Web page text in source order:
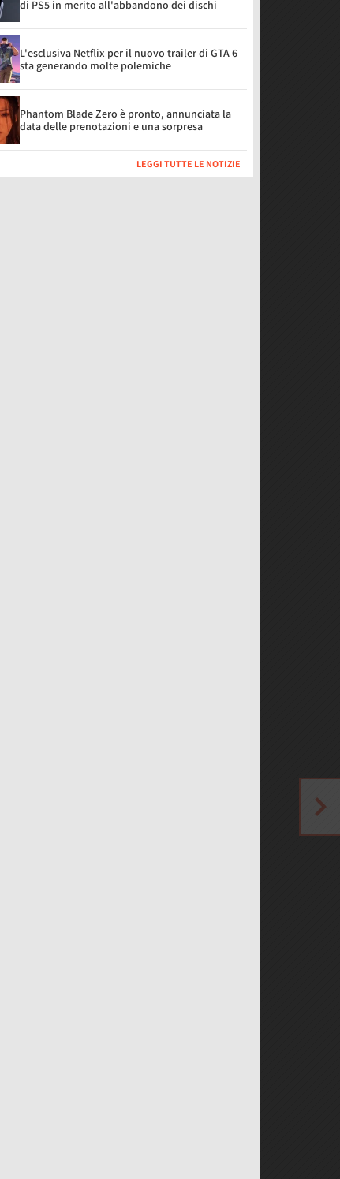
di PS5 in merito all'abbandono dei dischi
L'esclusiva Netflix per il nuovo trailer di GTA 6
sta generando molte polemiche
Phantom Blade Zero è pronto, annunciata la
data delle prenotazioni e una sorpresa
LEGGI TUTTE LE NOTIZIE